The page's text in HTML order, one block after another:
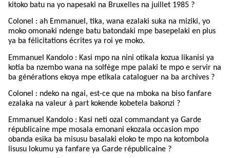
kitoko batu na yo napesaki na Bruxelles na juillet 1985 ?
Colonel : ah Emmanuel, tika, wana ezalaki suka na miziki, yo
moko omonaki ndenge batu batondaki mpe basepelaki en plus
ya ba félicitations écrites ya roi ye moko.
Emmanuel Kandolo : Kasi mpo na nini otikala kozua likanisi ya
kotia ba nzembo wana na solfège mpe palaki te mpo e servir na
ba générations ekoya mpe etikala cataloguer na ba archives ?
Colonel : ndeko na ngai, est-ce que na mboka na biso fanfare
ezalaka na valeur à part kokende kobetela bakonzi ?
Emmanuel Kandolo : Kasi neti ozal commandant ya Garde
républicaine mpe mosala emonani ekozala occasion mpo
obanda esika ba misusu basalaki eloko te mpo na kotombola
lisusu lokumu ya fanfare ya Garde républicaine ?